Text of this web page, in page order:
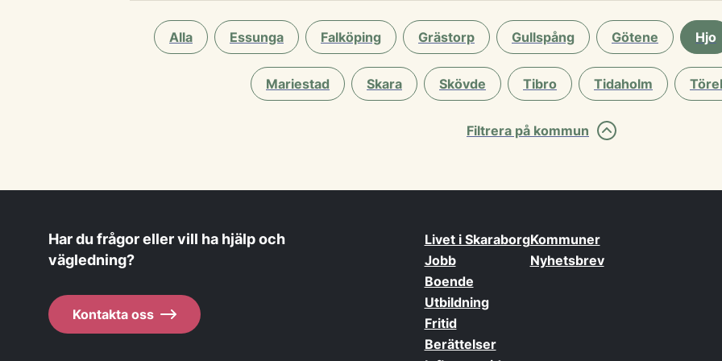
Alla Essunga Falköping Grästorp Gullspång Götene Hjo
Mariestad Skara Skövde Tibro Tidaholm
Filtrera på kommun
Har du frågor eller vill ha hjälp och
vägledning?
Kontakta oss
Livet i Skaraborg
Jobb
Boende
Utbildning
Fritid
Berättelser
Kommuner
Nyhetsbrev